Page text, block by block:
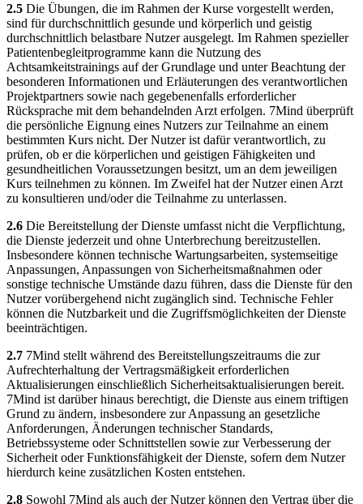
2.5 Die Übungen, die im Rahmen der Kurse vorgestellt werden,
sind für durchschnittlich gesunde und körperlich und geistig
durchschnittlich belastbare Nutzer ausgelegt. Im Rahmen spezieller
Patientenbegleitprogramme kann die Nutzung des
Achtsamkeitstrainings auf der Grundlage und unter Beachtung der
besonderen Informationen und Erläuterungen des verantwortlichen
Projektpartners sowie nach gegebenenfalls erforderlicher
Rücksprache mit dem behandelnden Arzt erfolgen. 7Mind überprüft
die persönliche Eignung eines Nutzers zur Teilnahme an einem
bestimmten Kurs nicht. Der Nutzer ist dafür verantwortlich, zu
prüfen, ob er die körperlichen und geistigen Fähigkeiten und
gesundheitlichen Voraussetzungen besitzt, um an dem jeweiligen
Kurs teilnehmen zu können. Im Zweifel hat der Nutzer einen Arzt
zu konsultieren und/oder die Teilnahme zu unterlassen.
2.6 Die Bereitstellung der Dienste umfasst nicht die Verpflichtung,
die Dienste jederzeit und ohne Unterbrechung bereitzustellen.
Insbesondere können technische Wartungsarbeiten, systemseitige
Anpassungen, Anpassungen von Sicherheitsmaßnahmen oder
sonstige technische Umstände dazu führen, dass die Dienste für den
Nutzer vorübergehend nicht zugänglich sind. Technische Fehler
können die Nutzbarkeit und die Zugriffsmöglichkeiten der Dienste
beeinträchtigen.
2.7 7Mind stellt während des Bereitstellungszeitraums die zur
Aufrechterhaltung der Vertragsmäßigkeit erforderlichen
Aktualisierungen einschließlich Sicherheitsaktualisierungen bereit.
7Mind ist darüber hinaus berechtigt, die Dienste aus einem triftigen
Grund zu ändern, insbesondere zur Anpassung an gesetzliche
Anforderungen, Änderungen technischer Standards,
Betriebssysteme oder Schnittstellen sowie zur Verbesserung der
Sicherheit oder Funktionsfähigkeit der Dienste, sofern dem Nutzer
hierdurch keine zusätzlichen Kosten entstehen.
2.8 Sowohl 7Mind als auch der Nutzer können den Vertrag über die